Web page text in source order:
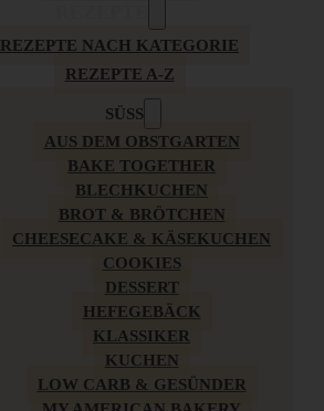
REZEPTE NACH KATEGORIE
REZEPTE A-Z
SÜSS
AUS DEM OBSTGARTEN
BAKE TOGETHER
BLECHKUCHEN
BROT & BRÖTCHEN
CHEESECAKE & KÄSEKUCHEN
COOKIES
DESSERT
HEFEGEBÄCK
KLASSIKER
KUCHEN
LOW CARB & GESÜNDER